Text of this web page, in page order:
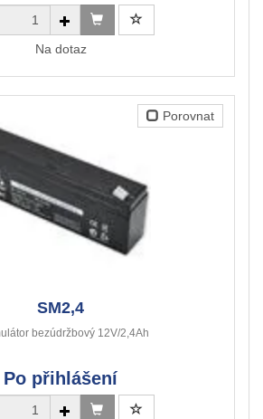
Na dotaz
Porovnat
SM2,4
bezúdržbový 12V/2,4Ah
Po přihlášení